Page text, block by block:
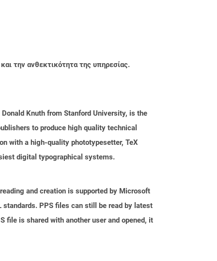
την ανθεκτικότητα της υπηρεσίας.
Knuth from Stanford University, is the
to produce high quality technical
with a high-quality phototypesetter, TeX
digital typographical systems.
and creation is supported by Microsoft
PPS files can still be read by latest
file is shared with another user and opened, it